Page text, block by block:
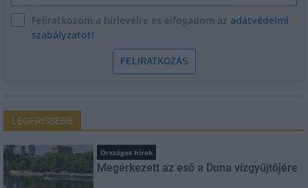
Feliratkozom a hírlevélre és elfogadom az adatvédelmi
szabályzatot!
FELIRATKOZÁS
LEGFRISSEBB
Országos hírek
Megérkezett az eső a Duna vízgyűjtőjére